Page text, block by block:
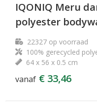
IQONIQ Meru
polyester
22327op voorraad
100% gerecycled
64 x 56 x 0.5 cm
vanaf € 33,46